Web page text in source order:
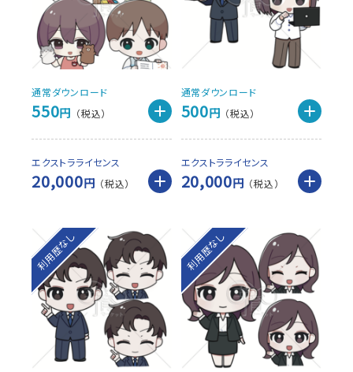
通常ダウンロード
550円
エクストラライセンス
20,000円
通常ダウンロード
500円
エクストラライセンス
20,000円
利用歴なし 利用歴なし